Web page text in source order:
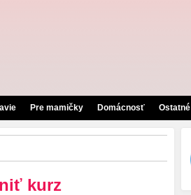
Pre mamičky Domácnosť Ostatné
kurz